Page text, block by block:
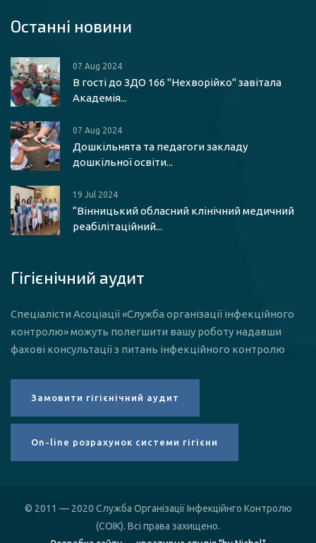
Останні новини
07 Aug 2024
В гості до ЗДО 166 "Нехворійко" завітала
Академія...
07 Aug 2024
Дошкільнята та педагоги закладу
дошкільної освіти...
19 Jul 2024
“Вінницький обласний клінічний медичний
реабілітаційний...
Гігієнічний аудит
Спеціалісти Асоціації «Служба організації інфекційного
контролю» можуть полегшити вашу роботу надавши
фахові консультації з питань інфекційного контролю
© 2011 — 2020 Служба Організації Інфекційнго Контролю
(СОІК). Всі права захищено.